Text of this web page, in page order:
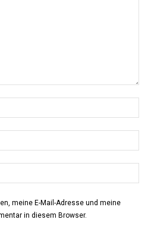
meine E-Mail-Adresse und meine
in diesem Browser.